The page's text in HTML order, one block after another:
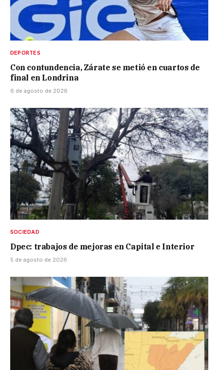
DEPORTES
Con contundencia, Zárate se metió en cuartos de
final en Londrina
6 de agosto de 2026
SOCIEDAD
Dpec: trabajos de mejoras en Capital e Interior
5 de agosto de 2026